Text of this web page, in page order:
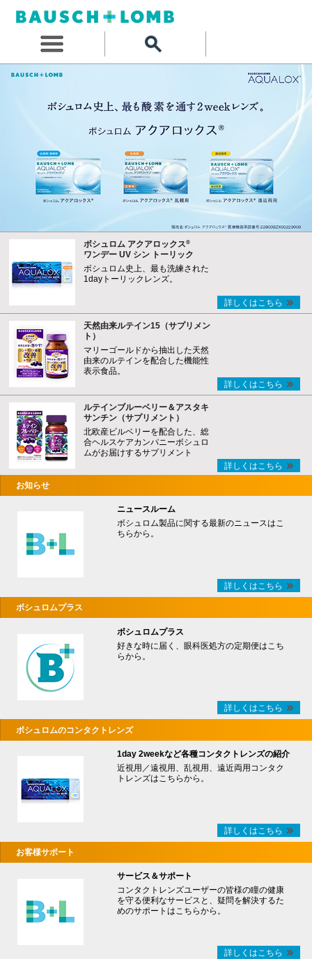
ボシュロム アクアロックス®
ワンデー UV シン トーリック
ボシュロム史上、最も洗練された
1dayトーリックレンズ。
詳しくはこちら
天然由来ルテイン15（サプリメン
ト）
マリーゴールドから抽出した天然
由来のルテインを配合した機能性
表示食品。
詳しくはこちら
ルテインブルーベリー＆アスタキ
サンチン（サプリメント）
北欧産ビルベリーを配合した、総
合ヘルスケアカンパニーボシュロ
ムがお届けするサプリメント
詳しくはこちら
お知らせ
ニュースルーム
ボシュロム製品に関する最新のニュースはこ
ちらから。
詳しくはこちら
ボシュロムプラス
ボシュロムプラス
好きな時に届く、眼科医処方の定期便はこち
らから。
詳しくはこちら
ボシュロムのコンタクトレンズ
1day 2weekなど各種コンタクトレンズの紹介
近視用／遠視用、乱視用、遠近両用コンタク
トレンズはこちらから。
詳しくはこちら
お客様サポート
サービス＆サポート
コンタクトレンズユーザーの皆様の瞳の健康
を守る便利なサービスと、疑問を解決するた
めのサポートはこちらから。
詳しくはこちら